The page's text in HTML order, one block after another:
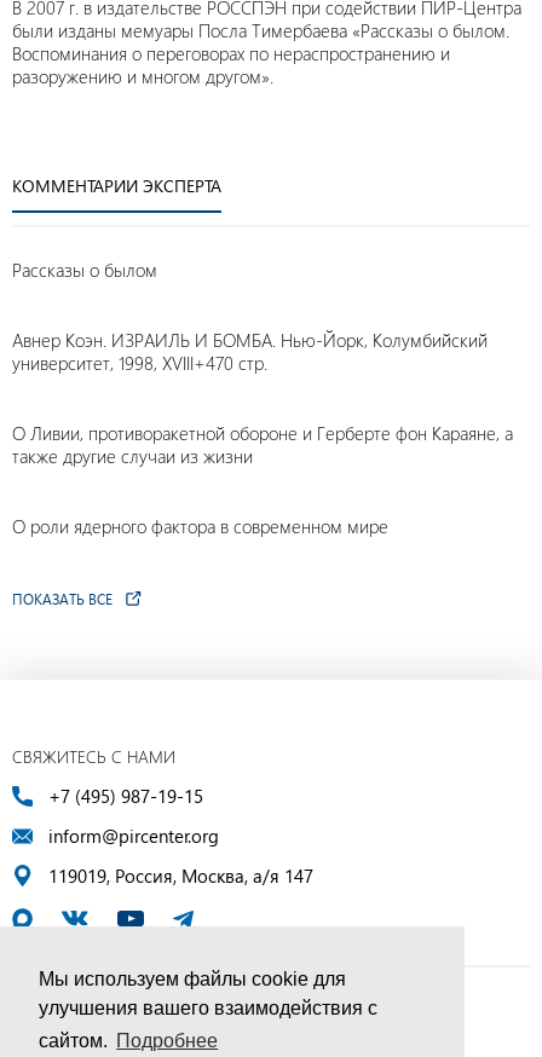
Мы используем файлы cookie для
улучшения вашего взаимодействия с
сайтом. Подробнее
В 2007 г. в издательстве РОССПЭН при содействии ПИР-Центра
были изданы мемуары Посла Тимербаева «Рассказы о былом.
Воспоминания о переговорах по нераспространению и
разоружению и многом другом».
КОММЕНТАРИИ ЭКСПЕРТА
Рассказы о былом
Авнер Коэн. ИЗРАИЛЬ И БОМБА. Нью-Йорк, Колумбийский
университет, 1998, XVIII+470 стр.
О Ливии, противоракетной обороне и Герберте фон Караяне, а
также другие случаи из жизни
О роли ядерного фактора в современном мире
ПОКАЗАТЬ ВСЕ
СВЯЖИТЕСЬ С НАМИ
+7 (495) 987-19-15
inform@pircenter.org
119019, Россия, Москва, а/я 147
© ПИР-Центр, 1994–2025 | Все права защищены